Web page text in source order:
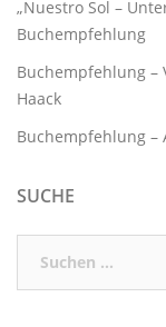
„Nuestro Sol –
Buchempfehlung
Buchempfehlung –
Haack
Buchempfehlung –
SUCHE
nach: